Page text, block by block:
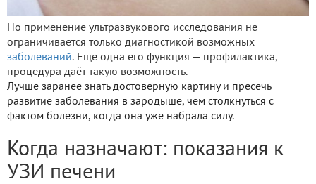
Но применение ультразвукового исследования не
ограничивается только диагностикой возможных
заболеваний. Ещё одна его функция — профилактика,
процедура даёт такую возможность.
Лучше заранее знать достоверную картину и пресечь
развитие заболевания в зародыше, чем столкнуться с
фактом болезни, когда она уже набрала силу.
Когда назначают: показания к
УЗИ печени